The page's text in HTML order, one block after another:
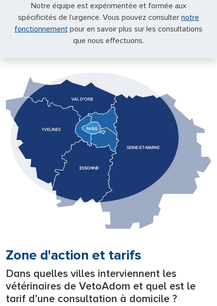
Notre équipe est expérimentée et formée aux
spécificités de l’urgence. Vous pouvez consulter notre
fonctionnement pour en savoir plus sur les consultations
que nous effectuons.
Zone d'action et tarifs
Dans quelles villes interviennent les
vétérinaires de VetoAdom et quel est le
tarif d’une consultation à domicile ?